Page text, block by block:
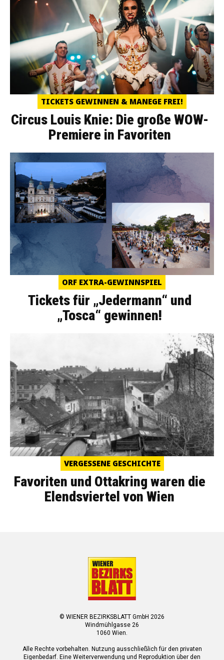
TICKETS GEWINNEN & MANEGE FREI!
Circus Louis Knie: Die große WOW-
Premiere in Favoriten
ORF EXTRA-GEWINNSPIEL
Tickets für „Jedermann“ und
„Tosca“ gewinnen!
VERGESSENE GESCHICHTE
Favoriten und Ottakring waren die
Elendsviertel von Wien
© WIENER BEZIRKSBLATT GmbH 2026
Windmühlgasse 26
1060 Wien.
Alle Rechte vorbehalten. Nutzung ausschließlich für den privaten
Eigenbedarf. Eine Weiterverwendung und Reproduktion über den